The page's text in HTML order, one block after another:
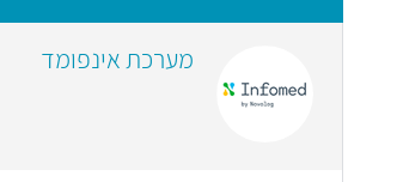
מערכת אינפומד